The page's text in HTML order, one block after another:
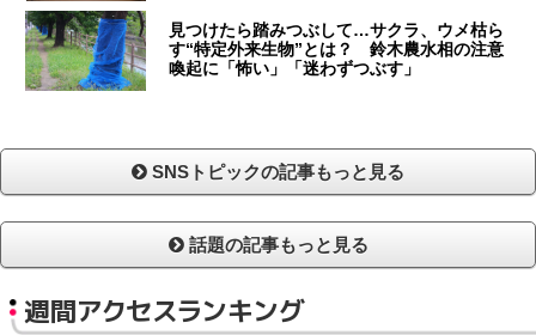
見つけたら踏みつぶして…サクラ、ウメ枯ら
す“特定外来生物”とは？ 鈴木農水相の注意
喚起に「怖い」「迷わずつぶす」
SNSトピックの記事もっと見る
話題の記事もっと見る
週間アクセスランキング